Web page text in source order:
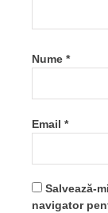
Nume *
Email *
Salvează-
navigator